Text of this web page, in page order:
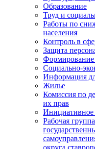
Образование
Труд и
Работы по
населения
Контроль в
Защита
Формирование
Социально-
Информация
Жилье
Комиссия по
их прав
Рабочая